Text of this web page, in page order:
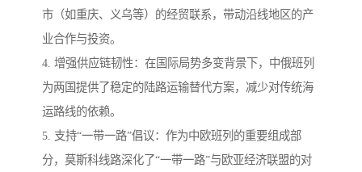
市（如重庆、义乌等）的经贸联系，带动沿线地区的产
业合作与投资。
4. 增强供应链韧性：在国际局势多变背景下，中俄班列
为两国提供了稳定的陆路运输替代方案，减少对传统海
运路线的依赖。
5. 支持“一带一路”倡议：作为中欧班列的重要组成部
分，莫斯科线路深化了“一带一路”与欧亚经济联盟的对